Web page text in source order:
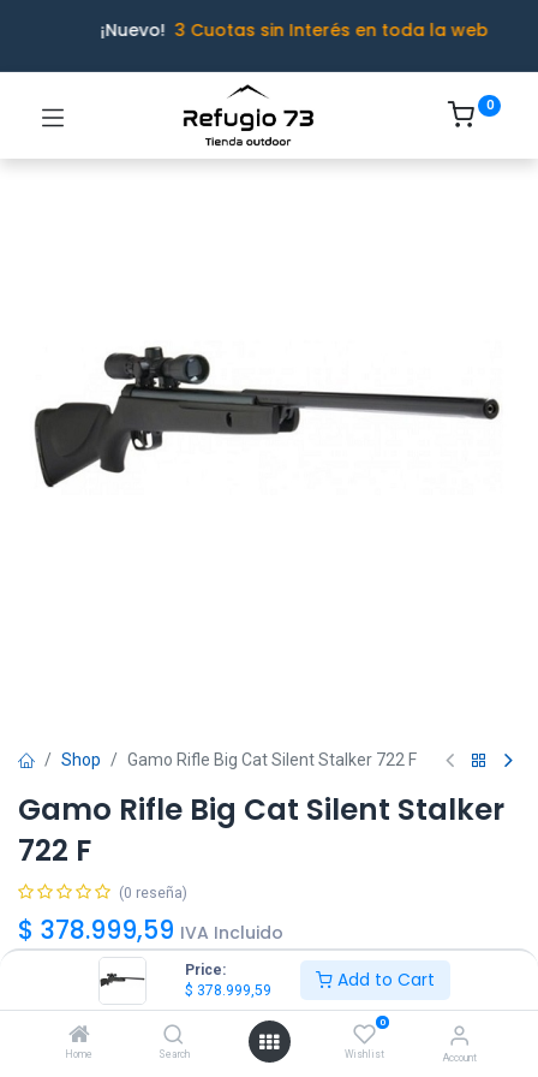
Price:
$ 378.999,59 Add to Cart
Home Search
0
Wishlist Account
¡Nuevo! 3 Cuotas sin Interés en toda la web
0
Shop Gamo Rifle Big Cat Silent Stalker 722 F
Gamo Rifle Big Cat Silent Stalker
722 F
(0 reseña)
$ 378.999,59 IVA Incluido
Comprar ya!